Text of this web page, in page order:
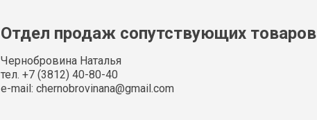
Отдел продаж сопутствующих товаров
Чернобровина Наталья
тел. +7 (3812) 40-80-40
e-mail: chernobrovinana@gmail.com